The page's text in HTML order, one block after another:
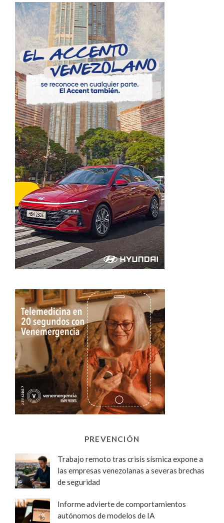
PREVENCIÓN
Trabajo remoto tras crisis sísmica expone a
las empresas venezolanas a severas brechas
de seguridad
Informe advierte de comportamientos
autónomos de modelos de IA